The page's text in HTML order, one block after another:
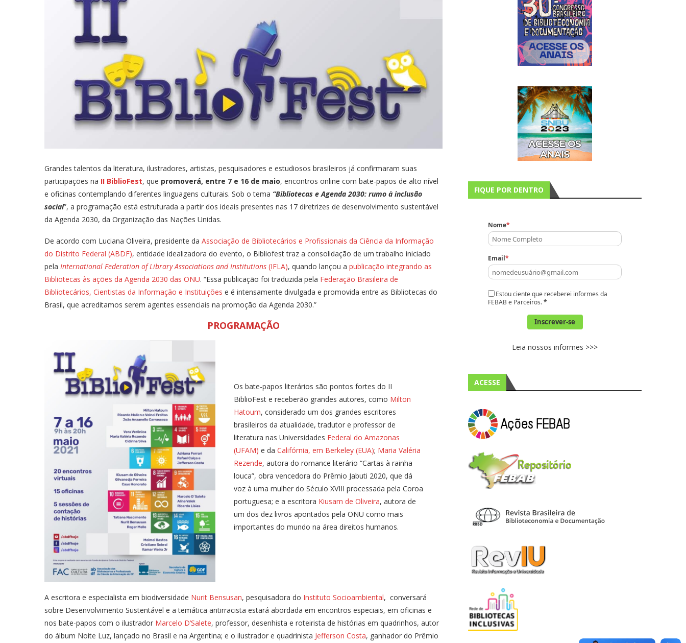
Grandes talentos da literatura, ilustradores, artistas, pesquisadores e estudiosos brasileiros já confirmaram suas
participações na II BiblioFest, que promoverá, entre 7 e 16 de maio, encontros online com bate-papos de alto nível
e oficinas contemplando diferentes linguagens culturais. Sob o tema “Bibliotecas e Agenda 2030: rumo à inclusão
social”, a programação está estruturada a partir dos ideais presentes nas 17 diretrizes de desenvolvimento sustentável
da Agenda 2030, da Organização das Nações Unidas.
De acordo com Luciana Oliveira, presidente da Associação de Bibliotecários e Profissionais da Ciência da Informação
do Distrito Federal (ABDF), entidade idealizadora do evento, o Bibliofest traz a consolidação de um trabalho iniciado
pela International Federation of Library Associations and Institutions (IFLA), quando lançou a publicação integrando as
Bibliotecas às ações da Agenda 2030 das ONU. “Essa publicação foi traduzida pela Federação Brasileira de
Bibliotecários, Cientistas da Informação e Instituições e é intensamente divulgada e promovida entre as Bibliotecas do
Brasil, que acreditamos serem agentes essenciais na promoção da Agenda 2030.”
PROGRAMAÇÃO
Os bate-papos literários são pontos fortes do II
BiblioFest e receberão grandes autores, como Milton
Hatoum, considerado um dos grandes escritores
brasileiros da atualidade, tradutor e professor de
literatura nas Universidades Federal do Amazonas
(UFAM) e da Califórnia, em Berkeley (EUA); Maria Valéria
Rezende, autora do romance literário “Cartas à rainha
louca”, obra vencedora do Prêmio Jabuti 2020, que dá
voz à uma mulher do Século XVIII processada pela Coroa
portuguesa; e a escritora Kiusam de Oliveira, autora de
um dos dez livros apontados pela ONU como mais
importantes do mundo na área direitos humanos.
A escritora e especialista em biodiversidade Nurit Bensusan, pesquisadora do Instituto Socioambiental, conversará
sobre Desenvolvimento Sustentável e a temática antirracista estará abordada em encontros especiais, em oficinas e
nos bate-papos com o ilustrador Marcelo D’Salete, professor, desenhista e roteirista de histórias em quadrinhos, autor
do álbum Noite Luz, lançado no Brasil e na Argentina; e o ilustrador e quadrinista Jefferson Costa, ganhador do Prêmio
FIQUE POR DENTRO
Nome*
Email*
Estou ciente que receberei informes da
FEBAB e Parceiros.*
Inscrever-se
Leia nossos informes >>>
ACESSE